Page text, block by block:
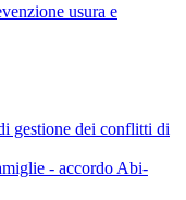
usura e
gestione dei conflitti di
- accordo Abi-